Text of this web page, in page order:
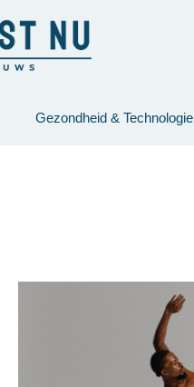
Gezondheid & Technologie